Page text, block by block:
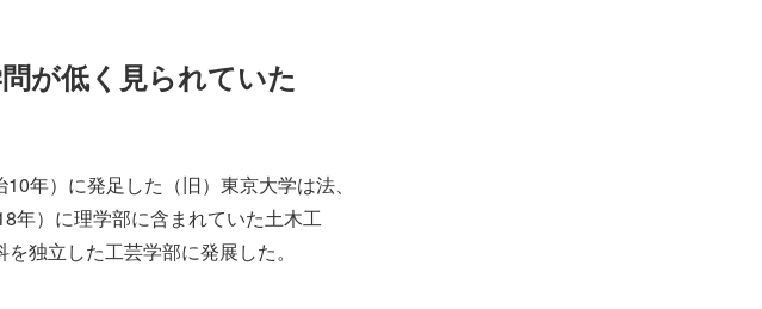
が低く見られていた
年）に発足した（旧）東京大学は法、
年）に理学部に含まれていた土木工
独立した工芸学部に発展した。